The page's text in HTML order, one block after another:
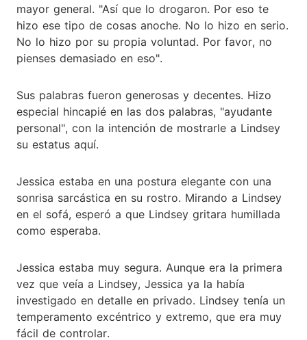
mayor general. "Así que lo drogaron. Por eso te
hizo ese tipo de cosas anoche. No lo hizo en serio.
No lo hizo por su propia voluntad. Por favor, no
pienses demasiado en eso".
Sus palabras fueron generosas y decentes. Hizo
especial hincapié en las dos palabras, "ayudante
personal", con la intención de mostrarle a Lindsey
su estatus aquí.
Jessica estaba en una postura elegante con una
sonrisa sarcástica en su rostro. Mirando a Lindsey
en el sofá, esperó a que Lindsey gritara humillada
como esperaba.
Jessica estaba muy segura. Aunque era la primera
vez que veía a Lindsey, Jessica ya la había
investigado en detalle en privado. Lindsey tenía un
temperamento excéntrico y extremo, que era muy
fácil de controlar.